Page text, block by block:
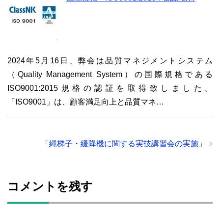
2024年5月16日、弊会は品質マネジメントシステム
（Quality Management System）の国際規格である
ISO9001:2015規格の認証を取得致しました。
「ISO9001」は、顧客満足向上と品質マネ…
「 縄梯子・緩降機に関する実技講習会の実施 」
コメントを残す